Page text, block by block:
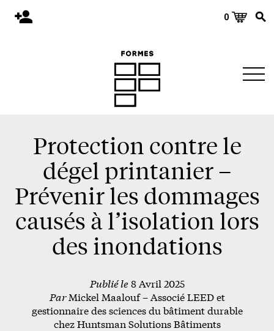
0
Matériaux
Environnement
À propos
Événements et conférences
Nous joindre
Protection contre le
dégel printanier –
Prévenir les dommages
causés à l’isolation lors
des inondations
Publié le8 Avril 2025
ParMickel Maalouf – Associé LEED et
gestionnaire des sciences du bâtiment durable
chez Huntsman Solutions Bâtiments